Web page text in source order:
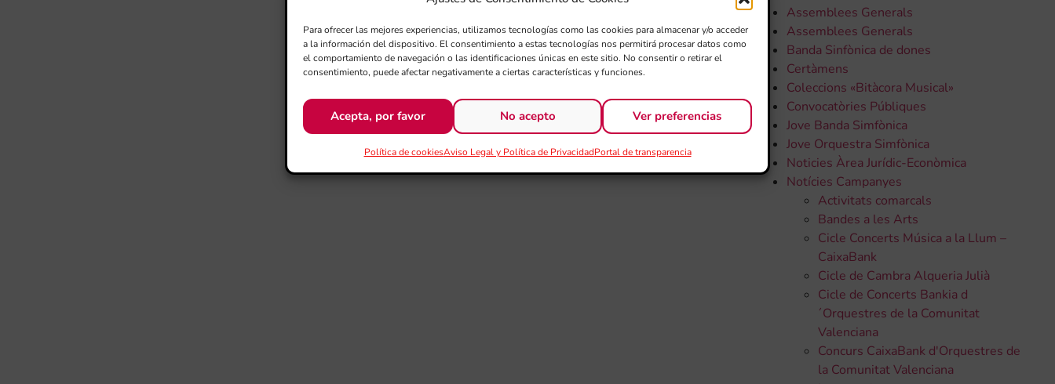
Para ofrecer las mejores experiencias, utilizamos tecnologías como las cookies para almacenar y/o acceder
a la información del dispositivo. El consentimiento a estas tecnologías nos permitirá procesar datos como
el comportamiento de navegación o las identificaciones únicas en este sitio. No consentir o retirar el
consentimiento, puede afectar negativamente a ciertas características y funciones.
Acepta, por favor No acepto Ver preferencias
Política de cookiesAviso Legal y Política de PrivacidadPortal de transparencia
Assemblees Generals
Assemblees Generals
Banda Sinfònica de dones
Certàmens
Coleccions «Bitàcora Musical»
Convocatòries Públiques
Jove Banda Simfònica
Jove Orquestra Simfònica
Noticies Àrea Jurídic-Econòmica
Notícies Campanyes
Activitats comarcals
Bandes a les Arts
Cicle Concerts Música a la Llum –
CaixaBank
Cicle de Cambra Alqueria Julià
Cicle de Concerts Bankia d
´Orquestres de la Comunitat
Valenciana
Concurs CaixaBank d'Orquestres de
la Comunitat Valenciana